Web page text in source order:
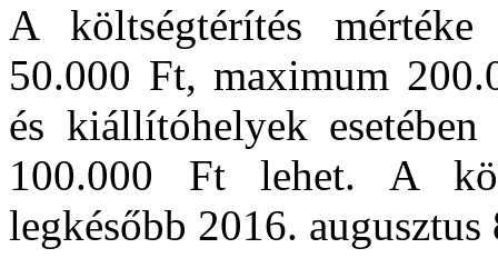
A költségtérítés mértéke
50.000 Ft, maximum
és kiállítóhelyek
100.000 Ft lehet. A
legkésőbb 2016.